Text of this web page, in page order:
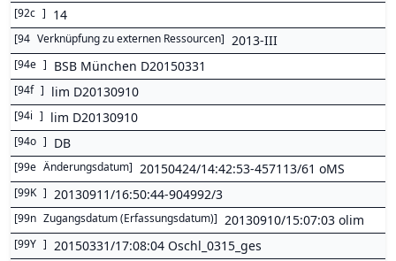
[92c ] 14
[94 Verknüpfung zu externen Ressourcen] 2013-III
[94e ] BSB München D20150331
[94f ] lim D20130910
[94i ] lim D20130910
[94o ] DB
[99e Änderungsdatum] 20150424/14:42:53-457113/61 oMS
[99K ] 20130911/16:50:44-904992/3
[99n Zugangsdatum (Erfassungsdatum)] 20130910/15:07:03 olim
[99Y ] 20150331/17:08:04 Oschl_0315_ges